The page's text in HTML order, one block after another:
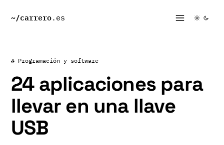
~/carrero.es
# Programación y software
24 aplicaciones para
llevar en una llave
USB